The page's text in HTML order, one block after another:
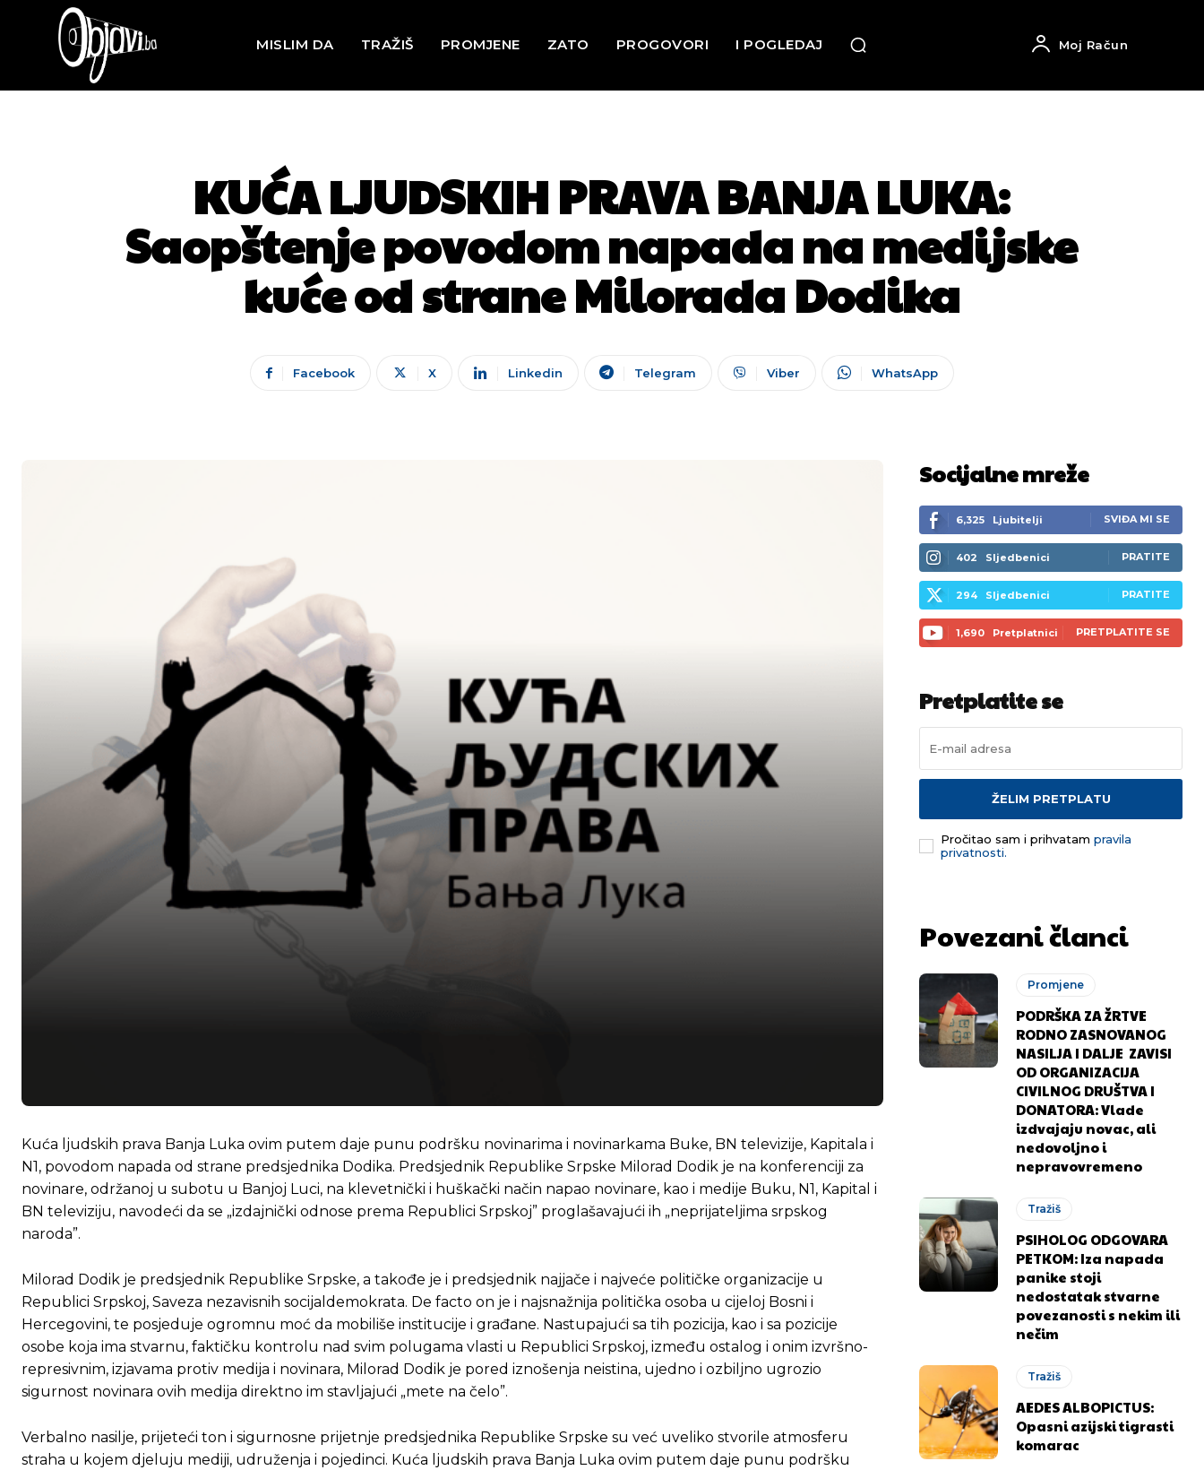
Pusti priču da živi!
Pusti priču da živi!
MISLIM DA TRAŽIŠ PROMJENE ZATO PROGOVORI I POGLEDAJ Moj Račun
KUĆA LJUDSKIH PRAVA BANJA LUKA:
Saopštenje povodom napada na medijske
kuće od strane Milorada Dodika
Facebook X Linkedin Telegram Viber WhatsApp
Kuća ljudskih prava Banja Luka ovim putem daje punu podršku novinarima i novinarkama Buke, BN televizije, Kapitala i
N1, povodom napada od strane predsjednika Dodika. Predsjednik Republike Srpske Milorad Dodik je na konferenciji za
novinare, održanoj u subotu u Banjoj Luci, na klevetnički i huškački način napao novinare, kao i medije Buku, N1, Kapital i
BN televiziju, navodeći da se „izdajnički odnose prema Republici Srpskoj” proglašavajući ih „neprijateljima srpskog
naroda”.
Milorad Dodik je predsjednik Republike Srpske, a takođe je i predsjednik najjače i najveće političke organizacije u
Republici Srpskoj, Saveza nezavisnih socijaldemokrata. De facto on je i najsnažnija politička osoba u cijeloj Bosni i
Hercegovini, te posjeduje ogromnu moć da mobiliše institucije i građane. Nastupajući sa tih pozicija, kao i sa pozicije
osobe koja ima stvarnu, faktičku kontrolu nad svim polugama vlasti u Republici Srpskoj, između ostalog i onim izvršno-
represivnim, izjavama protiv medija i novinara, Milorad Dodik je pored iznošenja neistina, ujedno i ozbiljno ugrozio
sigurnost novinara ovih medija direktno im stavljajući „mete na čelo”.
Verbalno nasilje, prijeteći ton i sigurnosne prijetnje predsjednika Republike Srpske su već uveliko stvorile atmosferu
straha u kojem djeluju mediji, udruženja i pojedinci. Kuća ljudskih prava Banja Luka ovim putem daje punu podršku
Socijalne mreže
6,325 Ljubitelji SVIĐA MI SE
402 Sljedbenici PRATITE
294 Sljedbenici PRATITE
1,690 Pretplatnici PRETPLATITE SE
Pretplatite se
ŽELIM PRETPLATU
Pročitao sam i prihvatam pravila
privatnosti.
Povezani članci
Promjene
PODRŠKA ZA ŽRTVE
RODNO ZASNOVANOG
NASILJA I DALJE ZAVISI
OD ORGANIZACIJA
CIVILNOG DRUŠTVA I
DONATORA: Vlade
izdvajaju novac, ali
nedovoljno i
nepravovremeno
Tražiš
PSIHOLOG ODGOVARA
PETKOM: Iza napada
panike stoji
nedostatak stvarne
povezanosti s nekim ili
nečim
Tražiš
AEDES ALBOPICTUS:
Opasni azijski tigrasti
komarac